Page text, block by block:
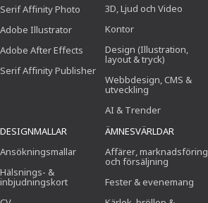
Serif Affinity Photo
Adobe Illustrator
Adobe After Effects
Serif Affinity Publisher
3D, Ljud och Video
Kontor
Design (Illustration,
layout & tryck)
Webbdesign, CMS &
utveckling
AI & Trender
DESIGNMALLAR
Ansökningsmallar
Hälsnings- &
inbjudningskort
ÄMNESVÄRLDAR
Affärer, marknadsföring
och försäljning
Fester & evenemang